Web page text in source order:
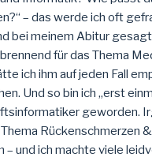
– das werde ich oft
bei meinem Abitur
für das Thema
ich ihm auf jeden Fall
Und so bin ich „erst
geworden.
Rückenschmerzen
– und ich machte viele